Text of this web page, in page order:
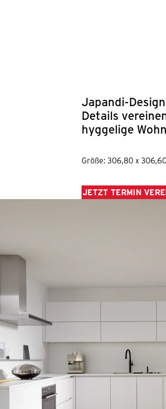
Japandi-
Details
hyggelige
Größe: 306,80 x
JETZT TERMIN